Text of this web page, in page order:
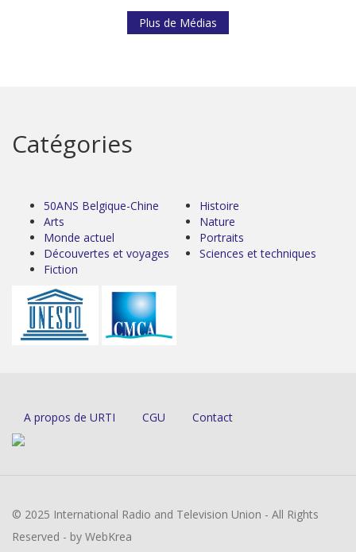
Plus de Médias
Catégories
50ANS Belgique-Chine
Arts
Monde actuel
Découvertes et voyages
Fiction
Histoire
Nature
Portraits
Sciences et techniques
A propos de URTI CGU Contact
© 2025 International Radio and Television Union - All Rights
Reserved - by WebKrea